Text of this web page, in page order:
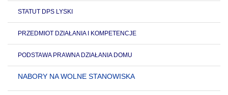
STATUT DPS LYSKI
PRZEDMIOT DZIAŁANIA I KOMPETENCJE
PODSTAWA PRAWNA DZIAŁANIA DOMU
NABORY NA WOLNE STANOWISKA